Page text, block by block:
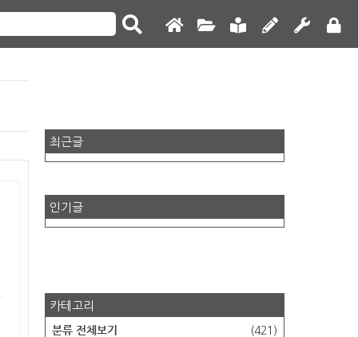
최근글
인기글
카테고리
분류 전체보기 (421)